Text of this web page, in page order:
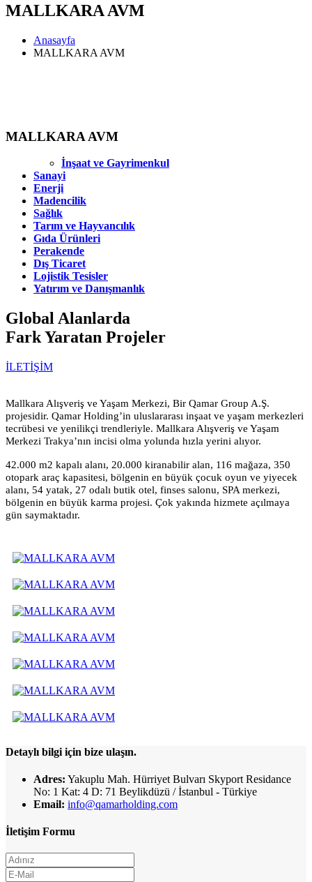
MALLKARA AVM
Anasayfa
MALLKARA AVM
MALLKARA AVM
İnşaat ve Gayrimenkul
Sanayi
Enerji
Madencilik
Sağlık
Tarım ve Hayvancılık
Gıda Ürünleri
Perakende
Dış Ticaret
Lojistik Tesisler
Yatırım ve Danışmanlık
Global Alanlarda
Fark Yaratan Projeler
İLETİŞİM
Mallkara Alışveriş ve Yaşam Merkezi, Bir Qamar Group A.Ş.
projesidir. Qamar Holding’in uluslararası inşaat ve yaşam merkezleri
tecrübesi ve yenilikçi trendleriyle. Mallkara Alışveriş ve Yaşam
Merkezi Trakya’nın incisi olma yolunda hızla yerini alıyor.
42.000 m2 kapalı alanı, 20.000 kiranabilir alan, 116 mağaza, 350
otopark araç kapasitesi, bölgenin en büyük çocuk oyun ve yiyecek
alanı, 54 yatak, 27 odalı butik otel, finses salonu, SPA merkezi,
bölgenin en büyük karma projesi. Çok yakında hizmete açılmaya
gün saymaktadır.
Detaylı bilgi için bize ulaşın.
Adres: Yakuplu Mah. Hürriyet Bulvarı Skyport Residance
No: 1 Kat: 4 D: 71 Beylikdüzü / İstanbul - Türkiye
Email: info@qamarholding.com
İletişim Formu